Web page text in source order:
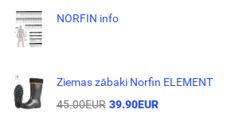
NORFIN info
Ziemas zābaki Norfin ELEMENT
45.00EUR 39.90EUR